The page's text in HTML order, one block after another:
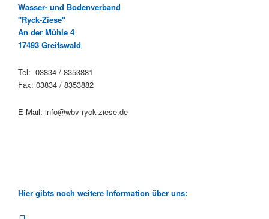
Wasser- und Bodenverband
"Ryck-Ziese"
An der Mühle 4
17493 Greifswald
Tel: 03834 / 8353881
Fax: 03834 / 8353882
E-Mail: info@wbv-ryck-ziese.de
Hier gibts noch weitere Information über uns: